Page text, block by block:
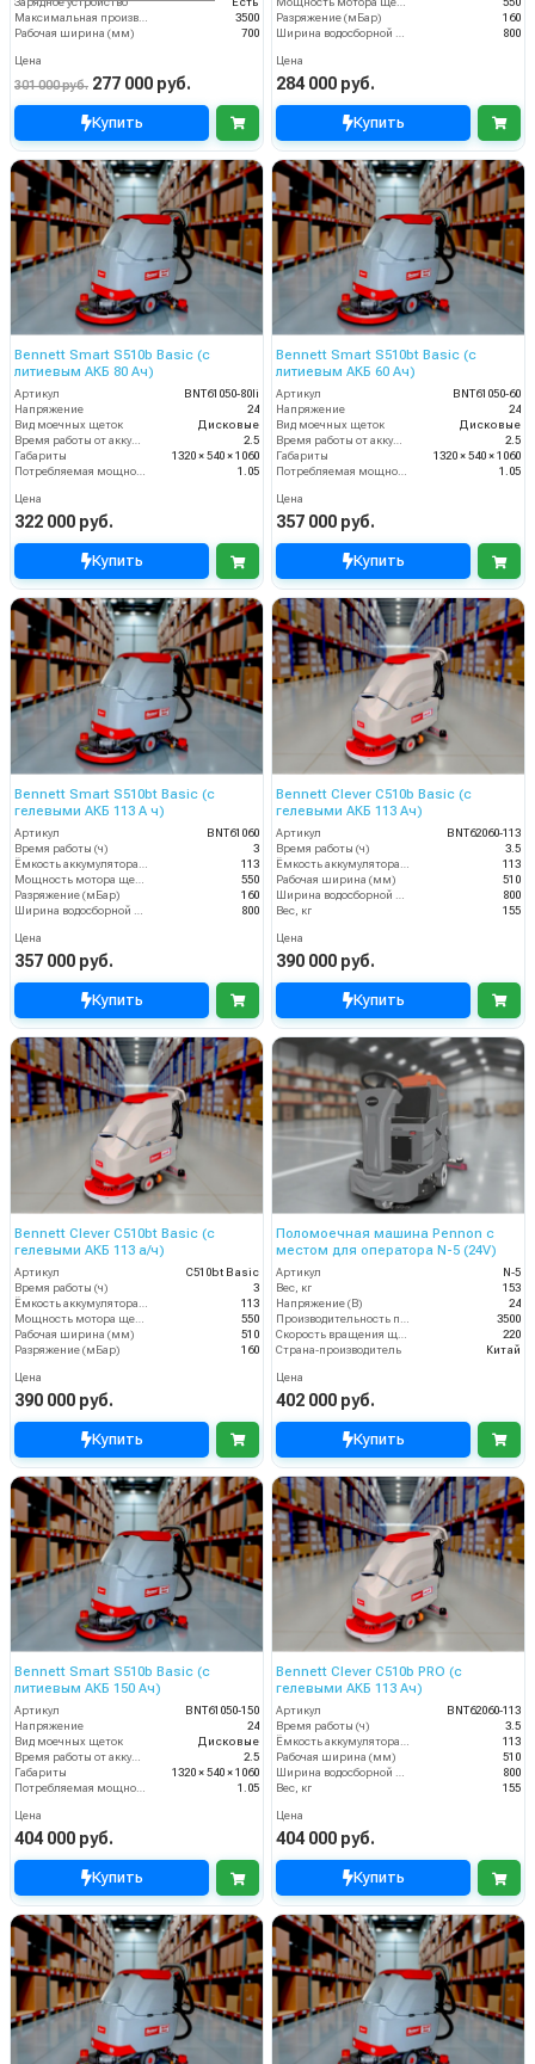
3500
Рабочая ширина (мм)
700
Цена
301 000 руб. 277 000 руб.
Купить
Разряжение (мБар)
160
800
Цена
284 000 руб.
Купить
Bennett Smart S510b Basic (с
литиевым АКБ 80 Ач)
Артикул
BNT61050-80li
Напряжение
24
Вид моечных щеток
Дисковые
Время работы от аккумуляторов (ч)
2.5
Габариты
1320 × 540 × 1060
Потребляемая мощность (кВт)
1.05
Цена
322 000 руб.
Купить
Bennett Smart S510bt Basic (с
литиевым АКБ 60 Ач)
Артикул
BNT61050-60
Напряжение
24
Вид моечных щеток
Дисковые
Время работы от аккумуляторов (ч)
2.5
Габариты
1320 × 540 × 1060
Потребляемая мощность (кВт)
1.05
Цена
357 000 руб.
Купить
Bennett Smart S510bt Basic (с
гелевыми АКБ 113 А ч)
Артикул
BNT61060
Время работы (ч)
3
113
550
Разряжение (мБар)
160
800
Цена
357 000 руб.
Купить
Bennett Clever C510b Basic (с
гелевыми АКБ 113 Ач)
Артикул
BNT62060-113
Время работы (ч)
3.5
113
Рабочая ширина (мм)
510
800
Вес, кг
155
Цена
390 000 руб.
Купить
Bennett Clever C510bt Basic (с
гелевыми АКБ 113 а/ч)
Артикул
C510bt Basic
Время работы (ч)
3
113
550
Рабочая ширина (мм)
510
Разряжение (мБар)
160
Цена
390 000 руб.
Купить
Поломоечная машина Pennon с
местом для оператора N-5 (24V)
Артикул
N-5
Вес, кг
153
Напряжение (В)
24
3500
220
Страна-производитель
Китай
Цена
402 000 руб.
Купить
Bennett Smart S510b Basic (с
литиевым АКБ 150 Ач)
Артикул
BNT61050-150
Напряжение
24
Вид моечных щеток
Дисковые
Время работы от аккумуляторов (ч)
2.5
Габариты
1320 × 540 × 1060
Потребляемая мощность (кВт)
1.05
Цена
404 000 руб.
Купить
Bennett Clever C510b PRO (с
гелевыми АКБ 113 Ач)
Артикул
BNT62060-113
Время работы (ч)
3.5
Ёмкость аккумулятора (Ач)
113
Рабочая ширина (мм)
510
Ширина водосборной рейки
800
Вес, кг
155
Цена
404 000 руб.
Купить